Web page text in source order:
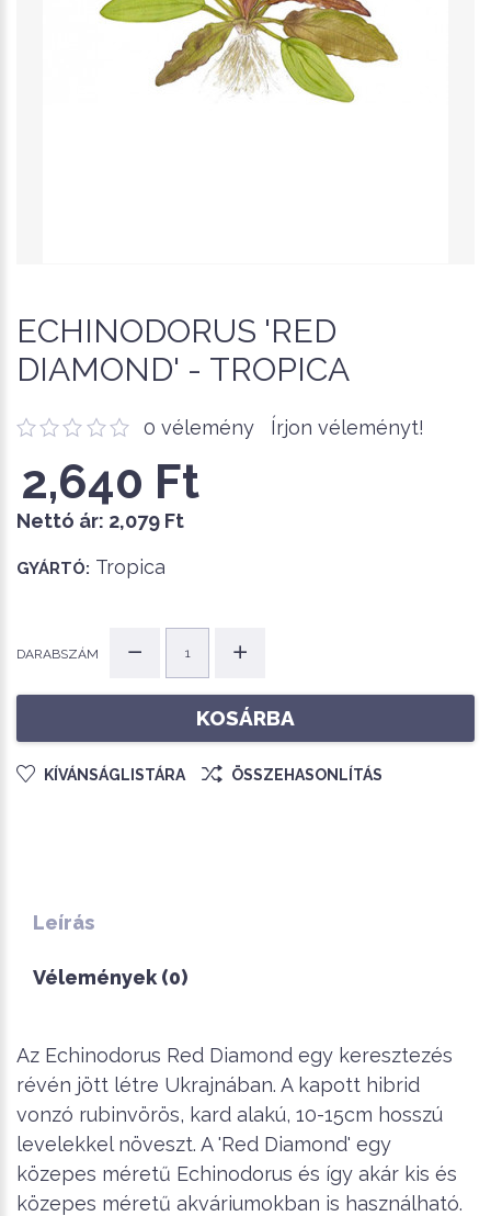
ECHINODORUS 'RED
DIAMOND' - TROPICA
0 vélemény Írjon véleményt!
2,640 Ft
Nettó ár: 2,079 Ft
GYÁRTÓ: Tropica
DARABSZÁM
KOSÁRBA
KÍVÁNSÁGLISTÁRA ÖSSZEHASONLÍTÁS
Leírás
Vélemények (0)
Az Echinodorus Red Diamond egy keresztezés
révén jött létre Ukrajnában. A kapott hibrid
vonzó rubinvörös, kard alakú, 10-15cm hosszú
levelekkel növeszt. A 'Red Diamond' egy
közepes méretű Echinodorus és így akár kis és
közepes méretű akváriumokban is használható.